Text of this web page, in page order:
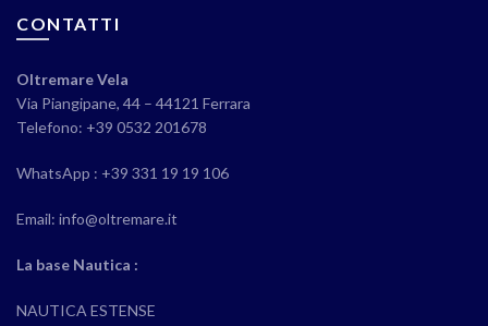
CONTATTI
Oltremare Vela
Via Piangipane, 44 – 44121 Ferrara
Telefono: +39 0532 201678
WhatsApp : +39 331 19 19 106
Email: info@oltremare.it
La base Nautica :
NAUTICA ESTENSE